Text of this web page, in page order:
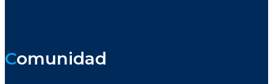
Comunidad